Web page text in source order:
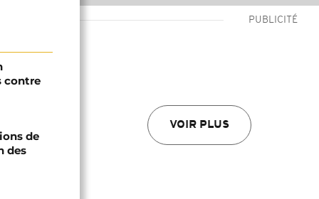
PUBLICITÉ
VOIR PLUS
contre
de
des